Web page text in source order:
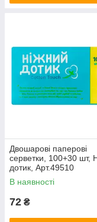
Двошарові паперові
серветки, 100+30 шт,
дотик, Арт.49510
В наявності
72 ₴